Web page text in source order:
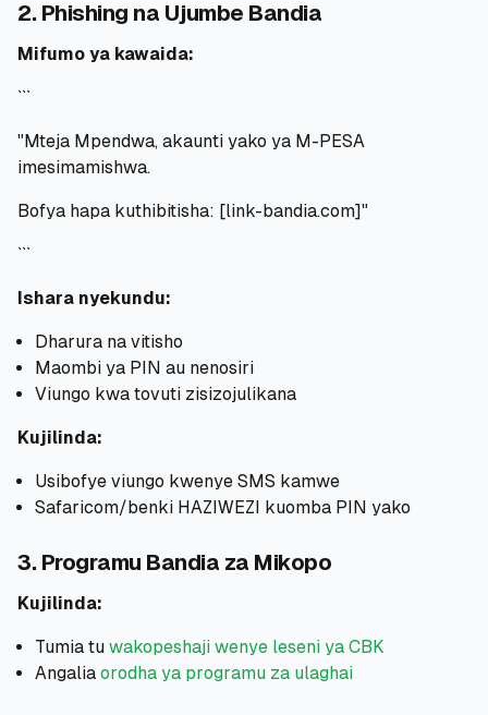
2. Phishing na Ujumbe Bandia
Mifumo ya kawaida:
```
"Mteja Mpendwa, akaunti yako ya M-PESA
imesimamishwa.
Bofya hapa kuthibitisha: [link-bandia.com]"
```
Ishara nyekundu:
Dharura na vitisho
Maombi ya PIN au nenosiri
Viungo kwa tovuti zisizojulikana
Kujilinda:
Usibofye viungo kwenye SMS kamwe
Safaricom/benki HAZIWEZI kuomba PIN yako
3. Programu Bandia za Mikopo
Kujilinda:
Tumia tu wakopeshaji wenye leseni ya CBK
Angalia orodha ya programu za ulaghai